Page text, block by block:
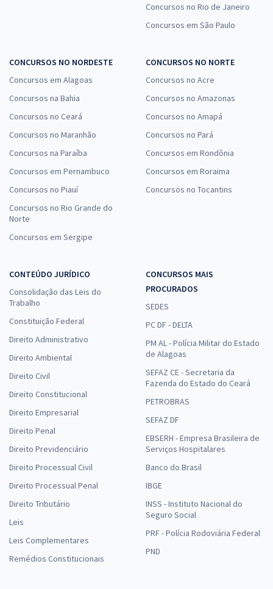
Concursos no Rio de Janeiro
Concursos em São Paulo
CONCURSOS NO NORDESTE
Concursos em Alagoas
Concursos na Bahia
Concursos no Ceará
Concursos no Maranhão
Concursos na Paraíba
Concursos em Pernambuco
Concursos no Piauí
Concursos no Rio Grande do
Norte
Concursos em Sergipe
CONCURSOS NO NORTE
Concursos no Acre
Concursos no Amazonas
Concursos no Amapá
Concursos no Pará
Concursos em Rondônia
Concursos em Roraima
Concursos no Tocantins
CONTEÚDO JURÍDICO
Consolidação das Leis do
Trabalho
Constituição Federal
Direito Administrativo
Direito Ambiental
Direito Civil
Direito Constitucional
Direito Empresarial
Direito Penal
Direito Previdenciário
Direito Processual Civil
Direito Processual Penal
Direito Tributário
Leis
Leis Complementares
Remédios Constitucionais
CONCURSOS MAIS
PROCURADOS
SEDES
PC DF - DELTA
PM AL - Polícia Militar do Estado
de Alagoas
SEFAZ CE - Secretaria da
Fazenda do Estado do Ceará
PETROBRAS
SEFAZ DF
EBSERH - Empresa Brasileira de
Serviços Hospitalares
Banco do Brasil
IBGE
INSS - Instituto Nacional do
Seguro Social
PRF - Polícia Rodoviária Federal
PND